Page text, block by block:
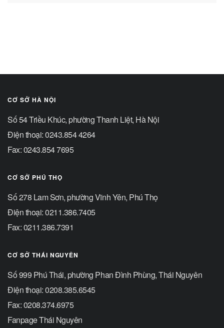
CƠ SỞ HÀ NỘI
Số 54 Triều Khúc, phường Thanh Liệt, Hà Nội
Điện thoại: 0243.854 4264
Fax: 0243.854 7695
CƠ SỞ PHÚ THỌ
Số 278 Lam Sơn, phường Vĩnh Yên, Phú Thọ
Điện thoại: 0211.386.7405
Fax: 0211.386.7391
CƠ SỞ THÁI NGUYÊN
Số 999 Phú Thái, phường Phan Đình Phùng, Thái Nguyên
Điện thoại: 0208.385.6545
Fax: 0208.374.6975
Fanpage Thái Nguyên